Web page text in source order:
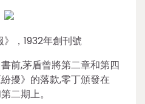
》，1932年創刊號
前,茅盾曾將第二章和第四
擾》的落款,零丁頒發在
二期上。